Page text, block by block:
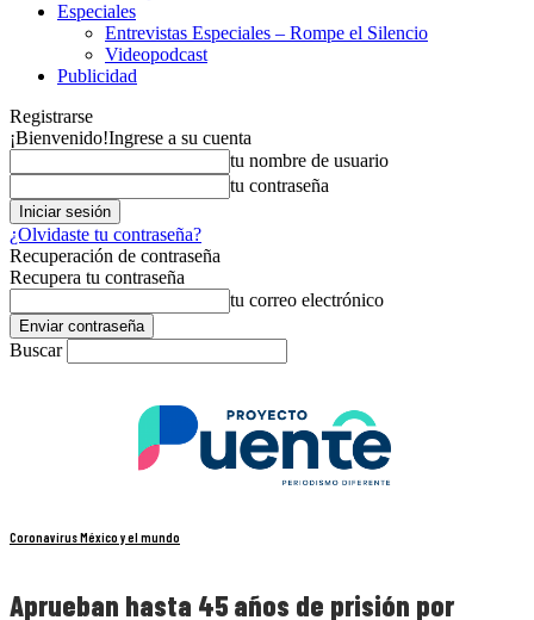
Especiales
Entrevistas Especiales – Rompe el Silencio
Videopodcast
Publicidad
Registrarse
¡Bienvenido!Ingrese a su cuenta
tu nombre de usuario
tu contraseña
¿Olvidaste tu contraseña?
Recuperación de contraseña
Recupera tu contraseña
tu correo electrónico
Buscar
Coronavirus México y el mundo
Aprueban hasta 45 años de prisión por